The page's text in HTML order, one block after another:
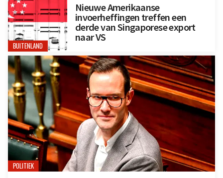
BUITENLAND
Nieuwe Amerikaanse
invoerheffingen treffen een
derde van Singaporese export
naar VS
POLITIEK